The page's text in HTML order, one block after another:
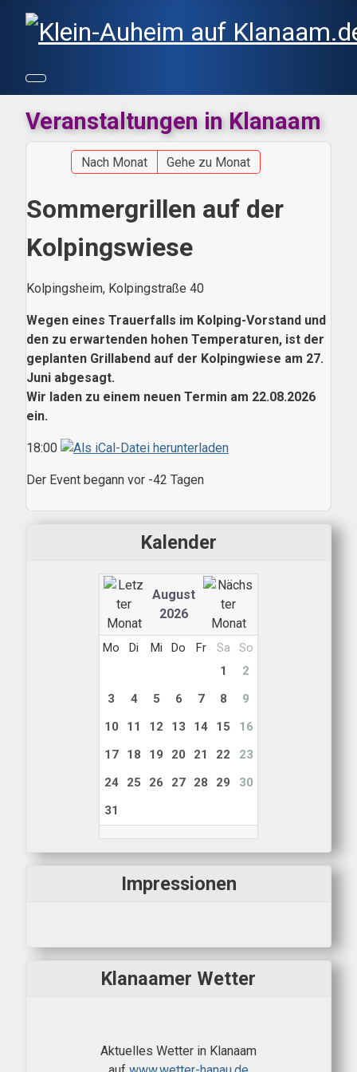
Veranstaltungen in Klanaam
Nach Monat Gehe zu Monat
Sommergrillen auf der
Kolpingswiese
Kolpingsheim, Kolpingstraße 40
Wegen eines Trauerfalls im Kolping-Vorstand und
den zu erwartenden hohen Temperaturen, ist der
geplanten Grillabend auf der Kolpingwiese am 27.
Juni abgesagt.
Wir laden zu einem neuen Termin am 22.08.2026
ein.
18:00
Der Event begann vor -42 Tagen
Kalender
August
2026
Mo Di Mi Do Fr Sa
So
1
2
3
4 5 6 7 8
9
10
11 12 13 14 15
16
17
18 19 20 21 22
23
24
25 26 27 28 29
30
31
Impressionen
Klanaamer Wetter
Aktuelles Wetter in Klanaam